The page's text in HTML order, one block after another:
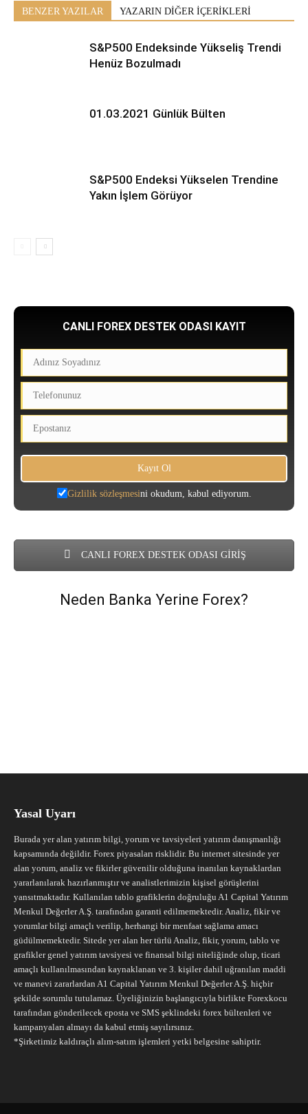
BENZER YAZILAR YAZARIN DİĞER İÇERİKLERİ
S&P500 Endeksinde Yükseliş Trendi
Henüz Bozulmadı
01.03.2021 Günlük Bülten
S&P500 Endeksi Yükselen Trendine
Yakın İşlem Görüyor
CANLI FOREX DESTEK ODASI KAYIT
Gizlilik sözleşmesini okudum, kabul ediyorum.
CANLI FOREX DESTEK ODASI GİRİŞ
Neden Banka Yerine Forex?
Yasal Uyarı
Burada yer alan yatırım bilgi, yorum ve tavsiyeleri yatırım danışmanlığı
kapsamında değildir. Forex piyasaları risklidir. Bu internet sitesinde yer
alan yorum, analiz ve fikirler güvenilir olduğuna inanılan kaynaklardan
yararlanılarak hazırlanmıştır ve analistlerimizin kişisel görüşlerini
yansıtmaktadır. Kullanılan tablo grafiklerin doğruluğu A1 Capital Yatırım
Menkul Değerler A.Ş. tarafından garanti edilmemektedir. Analiz, fikir ve
yorumlar bilgi amaçlı verilip, herhangi bir menfaat sağlama amacı
güdülmemektedir. Sitede yer alan her türlü Analiz, fikir, yorum, tablo ve
grafikler genel yatırım tavsiyesi ve finansal bilgi niteliğinde olup, ticari
amaçlı kullanılmasından kaynaklanan ve 3. kişiler dahil uğranılan maddi
ve manevi zararlardan A1 Capital Yatırım Menkul Değerler A.Ş. hiçbir
şekilde sorumlu tutulamaz. Üyeliğinizin başlangıcıyla birlikte Forexkocu
tarafından gönderilecek eposta ve SMS şeklindeki forex bültenleri ve
kampanyaları almayı da kabul etmiş sayılırsınız.
*Şirketimiz kaldıraçlı alım-satım işlemleri yetki belgesine sahiptir.